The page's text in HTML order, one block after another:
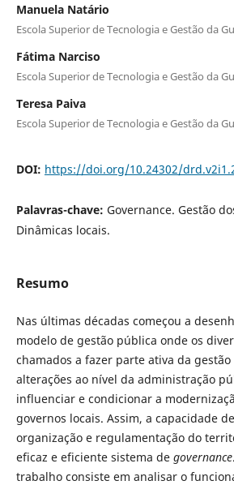
Manuela Natário
Escola Superior de Tecnologia e Gestão da
Fátima Narciso
Escola Superior de Tecnologia e Gestão da
Teresa Paiva
Escola Superior de Tecnologia e Gestão da
DOI: https://doi.org/10.24302/
Palavras-chave: Governance. Gestão
Dinâmicas locais.
Resumo
Nas últimas décadas começou a
modelo de gestão pública onde os
chamados a fazer parte ativa da
alterações ao nível da administração
influenciar e condicionar a
governos locais. Assim, a capacidade
organização e regulamentação do
eficaz e eficiente sistema de governance
trabalho consiste em analisar o